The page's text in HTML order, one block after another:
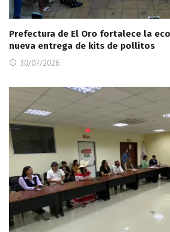
Prefectura de El Oro fortalece la
nueva entrega de kits de pollitos
30/07/2026